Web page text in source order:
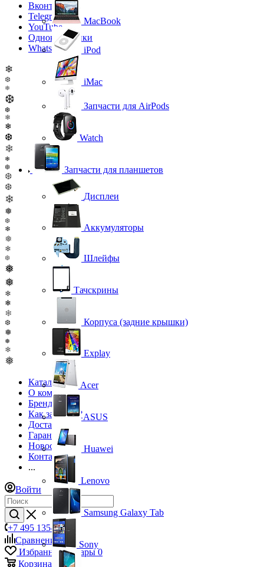
Вконтакте
Telegram
YouTube
Одноклассники
WhatsApp
❄
❆
❄
❆
❆
❄
❄
❆
❄
❄
❆
❆
❆
❄
❅
❆
❄
❅
❄
❆
❅
❅
❄
❄
❄
❆
❅
❅
❄
❅
Каталог
О компании
Бренды
Как заказать?
Доставка
Гарантия
Новости
Контакты
...
Войти
+7 495 135-39-43
Сравнение0
Избранные товары 0
Корзина
MacBook
iPod
iMac
Запчасти для AirPods
Watch
Запчасти для планшетов
Дисплеи
Аккумуляторы
Шлейфы
Тачскрины
Корпуса (задние крышки)
Explay
Acer
ASUS
Huawei
Lenovo
Samsung Galaxy Tab
Sony